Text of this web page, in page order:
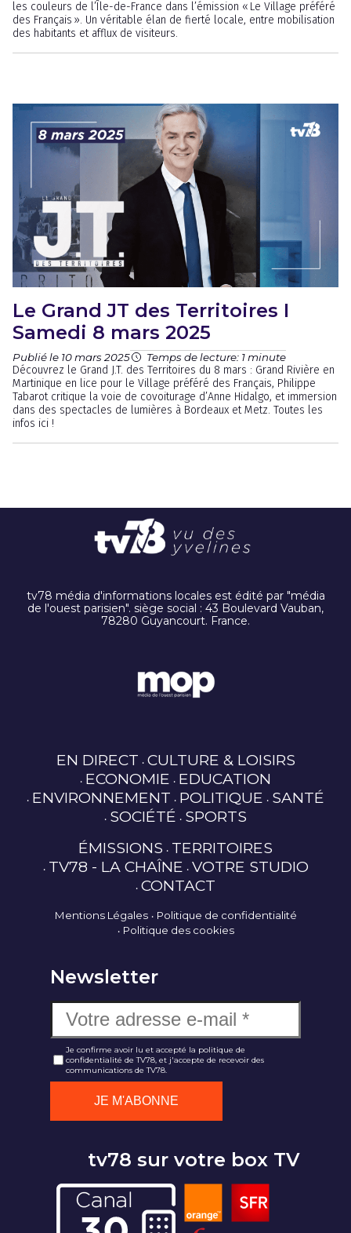
les couleurs de l’Île-de-France dans l’émission « Le Village préféré
des Français ». Un véritable élan de fierté locale, entre mobilisation
des habitants et afflux de visiteurs.
Le Grand JT des Territoires I
Samedi 8 mars 2025
Publié le 10 mars 2025 Temps de lecture: 1 minute
Découvrez le Grand J.T. des Territoires du 8 mars : Grand Rivière en
Martinique en lice pour le Village préféré des Français, Philippe
Tabarot critique la voie de covoiturage d’Anne Hidalgo, et immersion
dans des spectacles de lumières à Bordeaux et Metz. Toutes les
infos ici !
tv78 média d'informations locales est édité par "média
de l'ouest parisien". siège social : 43 Boulevard Vauban,
78280 Guyancourt. France.
EN DIRECT CULTURE & LOISIRS
ECONOMIE EDUCATION
ENVIRONNEMENT POLITIQUE SANTÉ
SOCIÉTÉ SPORTS
ÉMISSIONS TERRITOIRES
TV78 - LA CHAÎNE VOTRE STUDIO
CONTACT
Mentions Légales
Politique de confidentialité
Politique des cookies
Newsletter
Je confirme avoir lu et accepté la politique de
confidentialité de TV78, et j'accepte de recevoir des
communications de TV78.
tv78 sur votre box TV